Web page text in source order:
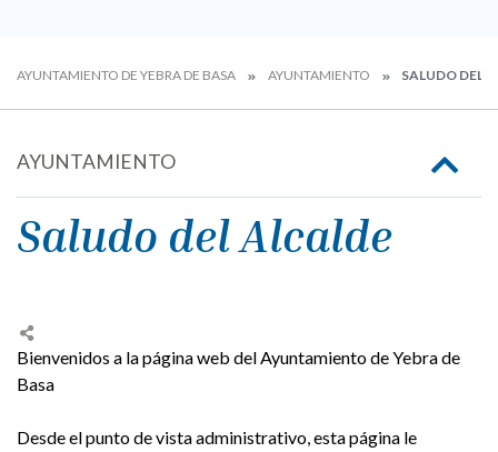
AYUNTAMIENTO DE YEBRA DE BASA AYUNTAMIENTO SALUDO DEL
AYUNTAMIENTO
Saludo del Alcalde
Bienvenidos a la página web del Ayuntamiento de Yebra de
Basa
Desde el punto de vista administrativo, esta página le